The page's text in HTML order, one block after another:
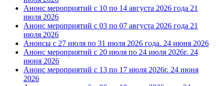
Анонс мероприятий с 10 по 14 августа 2026 года 21
июля 2026
Анонс мероприятий с 03 по 07 августа 2026 года 21
июля 2026
Анонсы с 27 июля по 31 июля 2026 года. 24 июня 2026
Анонс мероприятий с 20 июля по 24 июля 2026г. 24
июня 2026
Анонс мероприятий с 13 по 17 июля 2026г. 24 июня
2026